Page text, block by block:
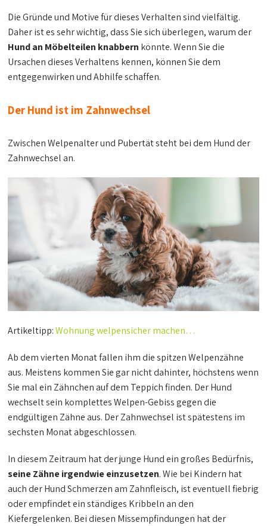
Die Gründe und Motive für dieses Verhalten sind vielfältig.
Daher ist es sehr wichtig, dass Sie sich überlegen, warum der
Hund an Möbelteilen knabbern könnte. Wenn Sie die
Ursachen dieses Verhaltens kennen, können Sie dem
entgegenwirken und Abhilfe schaffen.
Der Hund ist im Zahnwechsel
Zwischen Welpenalter und Pubertät steht bei dem Hund der
Zahnwechsel an.
Artikeltipp:Wohnung welpensicher machen…
Ab dem vierten Monat fallen ihm die spitzen Welpenzähne
aus. Meistens kommen Sie gar nicht dahinter, höchstens wenn
Sie mal ein Zähnchen auf dem Teppich finden. Der Hund
wechselt sein komplettes Welpen-Gebiss gegen die
endgültigen Zähne aus. Der Zahnwechsel ist spätestens im
sechsten Monat abgeschlossen.
In diesem Zeitraum hat der junge Hund ein großes Bedürfnis,
seine Zähne irgendwie einzusetzen. Wie bei Kindern hat
auch der Hund Schmerzen am Zahnfleisch, ist eventuell fiebrig
oder empfindet ein ständiges Kribbeln an den
Kiefergelenken. Bei diesen Missempfindungen hat der